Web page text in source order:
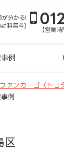
が分かる!
料無料)
【営業
例
ファンカーゴ（トヨ
例
区